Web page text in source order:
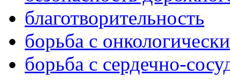
благотворительность
борьба с
борьба с сердечно-